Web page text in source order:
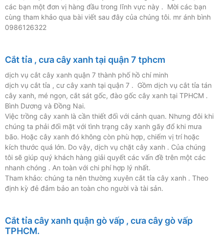
các bạn một đơn vị hàng đầu trong lĩnh vực này . Mời các bạn
cùng tham khảo qua bài viết sau đây của chúng tôi. mr ánh bình
0986126322
Cắt tỉa , cưa cây xanh tại quận 7 tphcm
dịch vụ cắt cây xanh quận 7 thành phố hồ chí minh
dịch vụ cắt tỉa , cư cây xanh tại quận 7 . Gồm dịch vụ cắt tỉa tán
cây xanh, mé ngọn, cắt sát gốc, đào gốc cây xanh tại TPHCM .
Bình Dương và Đồng Nai.
Việc trồng cây xanh là cần thiết đối với cảnh quan. Nhưng đôi khi
chúng ta phải đối mặt với tình trạng cây xanh gãy đổ khi mưa
bão. Hoặc cây xanh đó không còn phù hợp, chiếm vị trí hoặc
kích thước quá lớn. Do vậy, dịch vụ chặt cây xanh . Của chúng
tôi sẽ giúp quý khách hàng giải quyết các vấn đề trên một các
nhanh chóng . An toàn với chi phí hợp lý nhất.
Tham khảo: chúng ta nên thường xuyên cắt tỉa cây xanh . Theo
định kỳ đẻ đảm bảo an toàn cho người và tài sản.
Cắt tỉa cây xanh quận gò vấp , cưa cây gò vấp
TPHCM.